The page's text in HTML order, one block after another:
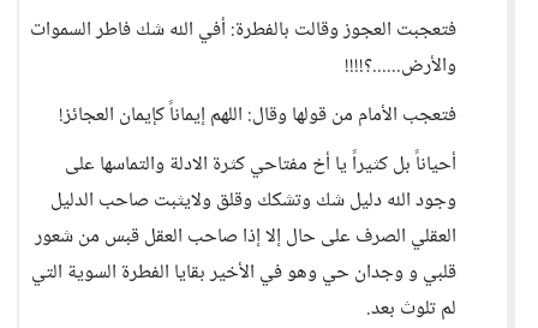
فتعجبت العجوز وقالت بالفطرة: أفي الله شك فاطر السموات
والأرض......؟!!!!
فتعجب الأمام من قولها وقال: اللهم إيماناً كإيمان العجائز!
أحياناً بل كثيراً يا أخ مفتاحي كثرة الادلة والتماسها على
وجود الله دليل شك وتشكك وقلق ولايثبت صاحب الدليل
العقلي الصرف على حال إلا إذا صاحب العقل قبس من شعور
قلبي و وجدان حي وهو في الأخير بقايا الفطرة السوية التي
لم تلوث بعد.